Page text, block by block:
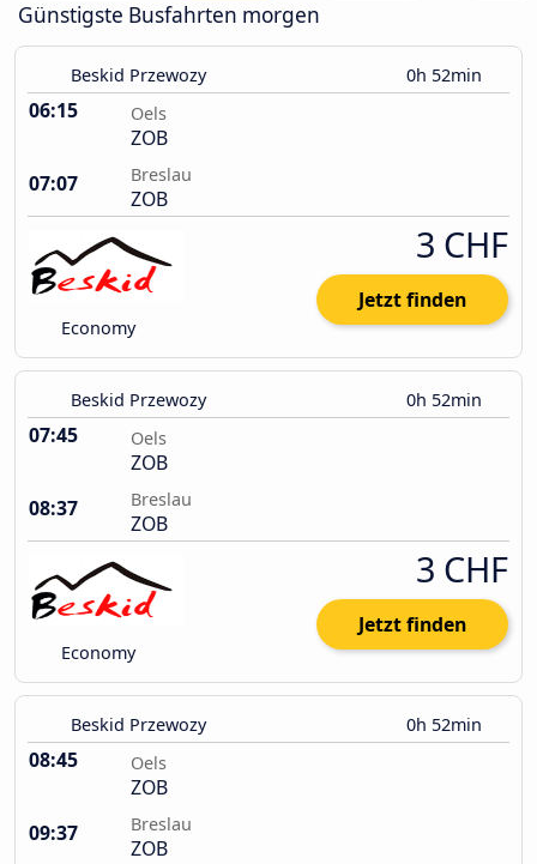
Günstigste Busfahrten morgen
Beskid Przewozy 0h 52min
06:15 Oels
ZOB
07:07
Breslau
ZOB
Economy
3 CHF
Jetzt finden
Beskid Przewozy 0h 52min
07:45 Oels
ZOB
08:37
Breslau
ZOB
Economy
3 CHF
Jetzt finden
Beskid Przewozy 0h 52min
08:45 Oels
ZOB
09:37
Breslau
ZOB